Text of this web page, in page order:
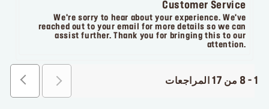
Customer Service
We're sorry to hear about your experience. We've
reached out to your email for more details so we can
assist further. Thank you for bringing this to our
attention.
1 - 8 من 17 المراجعات